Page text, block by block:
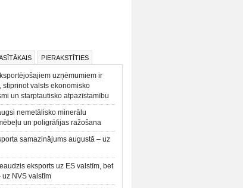
PIERAKSTĪTIES
uzņēmumiem ir
stiprinot valsts ekonomisko
un starptautisko atpazīstamību
nemetālisko minerālu
un poligrāfijas ražošana
samazinājums augustā – uz
eksports uz ES valstīm, bet
NVS valstīm